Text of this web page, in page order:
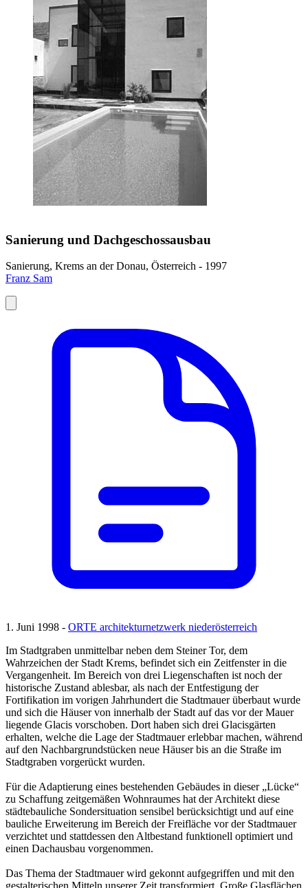
Sanierung und Dachgeschossausbau
Sanierung, Krems an der Donau, Österreich - 1997
Franz Sam
1. Juni 1998 - ORTE architekturnetzwerk niederösterreich
Im Stadtgraben unmittelbar neben dem Steiner Tor, dem
Wahrzeichen der Stadt Krems, befindet sich ein Zeitfenster in die
Vergangenheit. Im Bereich von drei Liegenschaften ist noch der
historische Zustand ablesbar, als nach der Entfestigung der
Fortifikation im vorigen Jahrhundert die Stadtmauer überbaut wurde
und sich die Häuser von innerhalb der Stadt auf das vor der Mauer
liegende Glacis vorschoben. Dort haben sich drei Glacisgärten
erhalten, welche die Lage der Stadtmauer erlebbar machen, während
auf den Nachbargrundstücken neue Häuser bis an die Straße im
Stadtgraben vorgerückt wurden.
Für die Adaptierung eines bestehenden Gebäudes in dieser „Lücke“
zu Schaffung zeitgemäßen Wohnraumes hat der Architekt diese
städtebauliche Sondersituation sensibel berücksichtigt und auf eine
bauliche Erweiterung im Bereich der Freifläche vor der Stadtmauer
verzichtet und stattdessen den Altbestand funktionell optimiert und
einen Dachausbau vorgenommen.
Das Thema der Stadtmauer wird gekonnt aufgegriffen und mit den